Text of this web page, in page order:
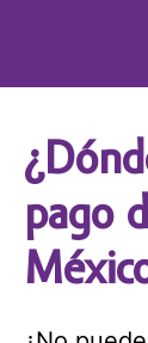
pago